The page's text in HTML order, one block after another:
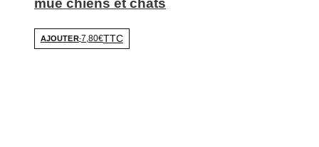
AJOUTER-7,80€TTC